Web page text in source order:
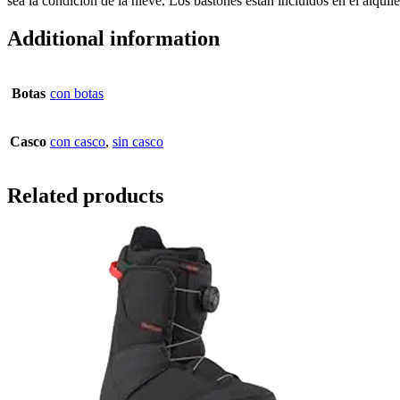
Additional information
Botas con botas
Casco con casco, sin casco
Related products